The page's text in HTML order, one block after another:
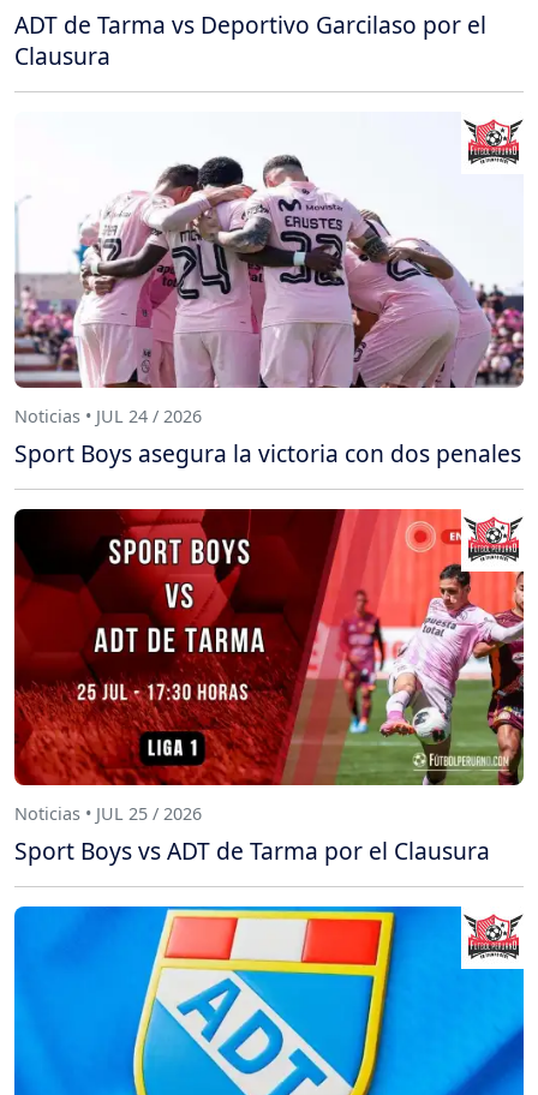
ADT de Tarma vs Deportivo Garcilaso por el
Clausura
Noticias • JUL 24 / 2026
Sport Boys asegura la victoria con dos penales
Noticias • JUL 25 / 2026
Sport Boys vs ADT de Tarma por el Clausura